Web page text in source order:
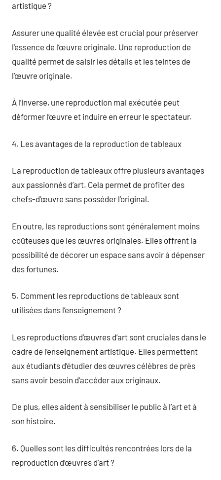
artistique ?
Assurer une qualité élevée est crucial pour préserver
l’essence de l’œuvre originale. Une reproduction de
qualité permet de saisir les détails et les teintes de
l’œuvre originale.
À l’inverse, une reproduction mal exécutée peut
déformer l’œuvre et induire en erreur le spectateur.
4. Les avantages de la reproduction de tableaux
La reproduction de tableaux offre plusieurs avantages
aux passionnés d’art. Cela permet de profiter des
chefs-d’œuvre sans posséder l’original.
En outre, les reproductions sont généralement moins
coûteuses que les œuvres originales. Elles offrent la
possibilité de décorer un espace sans avoir à dépenser
des fortunes.
5. Comment les reproductions de tableaux sont
utilisées dans l’enseignement ?
Les reproductions d’œuvres d’art sont cruciales dans le
cadre de l’enseignement artistique. Elles permettent
aux étudiants d’étudier des œuvres célèbres de près
sans avoir besoin d’accéder aux originaux.
De plus, elles aident à sensibiliser le public à l’art et à
son histoire.
6. Quelles sont les difficultés rencontrées lors de la
reproduction d’œuvres d’art ?